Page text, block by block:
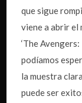
que sigue
viene a abrir el
‘The
podíamos
la muestra
puede ser